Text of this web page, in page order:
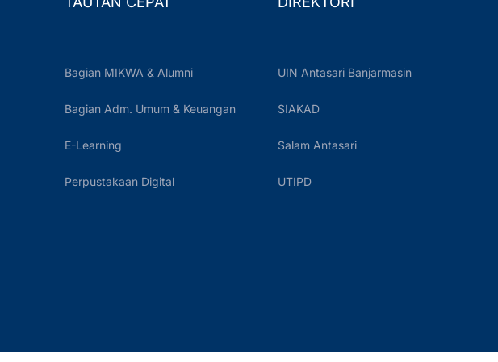
Bagian MIKWA & Alumni
Bagian Adm. Umum & Keuangan
E-Learning
Perpustakaan Digital
UIN Antasari Banjarmasin
SIAKAD
Salam Antasari
UTIPD